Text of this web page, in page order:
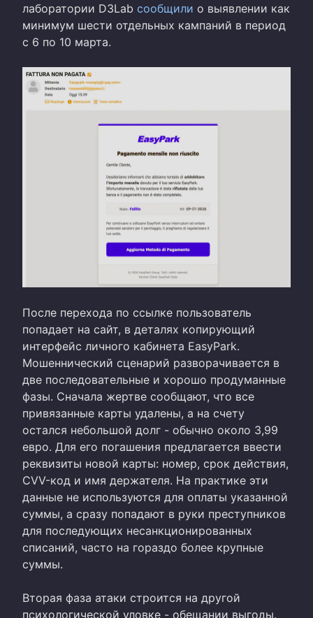
лаборатории D3Lab сообщили о выявлении как
минимум шести отдельных кампаний в период
с 6 по 10 марта.
После перехода по ссылке пользователь
попадает на сайт, в деталях копирующий
интерфейс личного кабинета EasyPark.
Мошеннический сценарий разворачивается в
две последовательные и хорошо продуманные
фазы. Сначала жертве сообщают, что все
привязанные карты удалены, а на счету
остался небольшой долг - обычно около 3,99
евро. Для его погашения предлагается ввести
реквизиты новой карты: номер, срок действия,
CVV-код и имя держателя. На практике эти
данные не используются для оплаты указанной
суммы, а сразу попадают в руки преступников
для последующих несанкционированных
списаний, часто на гораздо более крупные
суммы.
Вторая фаза атаки строится на другой
психологической уловке - обещании выгоды.